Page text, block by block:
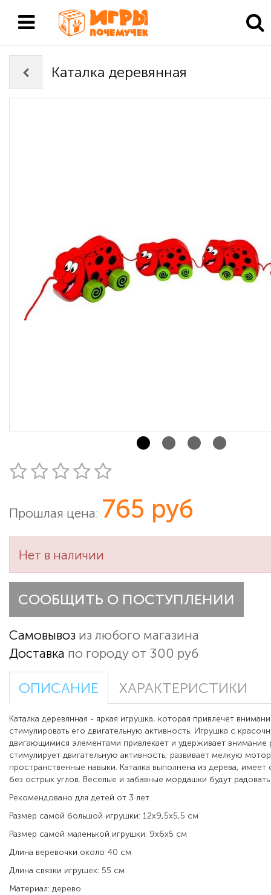
Каталка деревянная
Прошлая цена: 765 руб
Нет в наличии
СООБЩИТЬ О ПОСТУПЛЕНИИ
Самовывоз из любого магазина
Доставка по городу от 300 руб
ОПИСАНИЕ ХАРАКТЕРИСТИКИ
Каталка деревянная - яркая игрушка, которая привлечет
стимулировать его двигательную активность. Игрушка с
двигающимися элементами привлекает и удерживает внимание
стимулирует двигательную активность, развивает мелкую
пространственные навыки. Каталка выполнена из дерева,
без острых углов. Веселые и забавные мордашки будут
Рекомендовано для детей от 3 лет
Размер самой большой игрушки: 12х9,5х5,5 см
Размер самой маленькой игрушки: 9х6х5 см
Длина веревочки около 40 см
Длина связки игрушек: 55 см
Материал: дерево